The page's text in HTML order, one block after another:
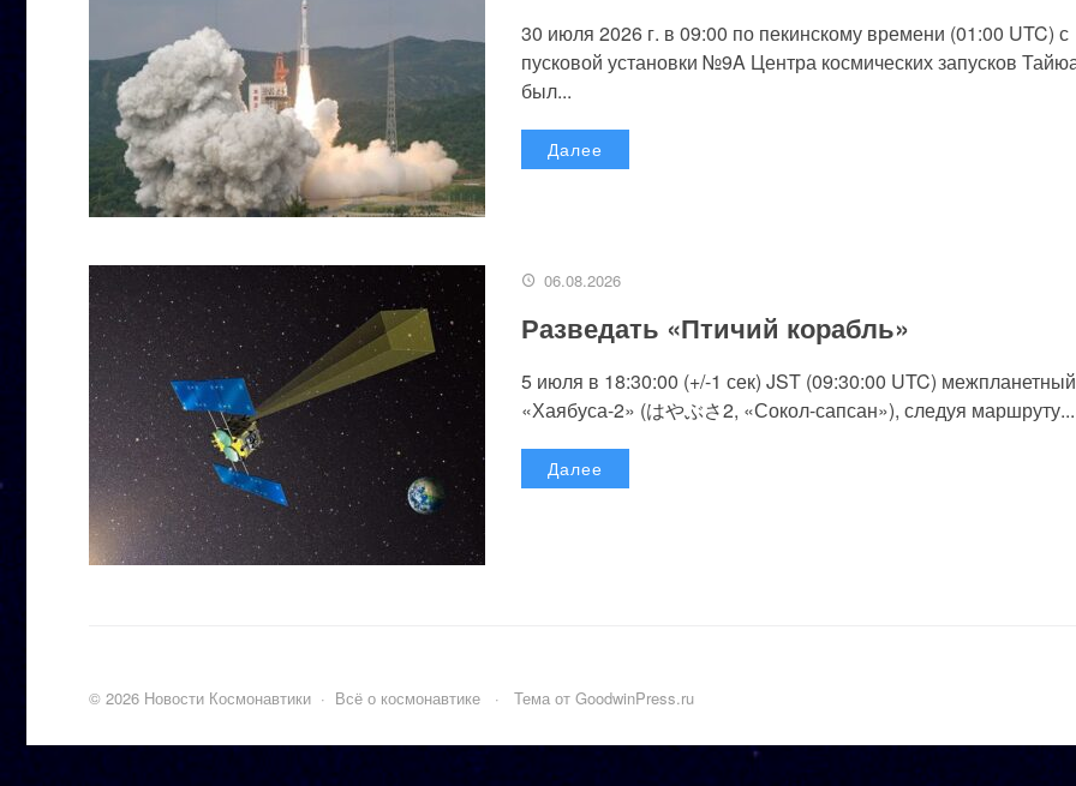
30 июля 2026 г. в 09:00 по пекинскому времени (01:00 UTC) с
пусковой установки №9A Центра космических запусков
был...
Далее
06.08.2026
Разведать «Птичий корабль»
5 июля в 18:30:00 (+/-1 сек) JST (09:30:00 UTC)
«Хаябуса-2» (はやぶさ2, «Сокол-сапсан»), следуя маршруту...
Далее
© 2026 Новости Космонавтики · Всё о космонавтике · Тема от GoodwinPress.ru